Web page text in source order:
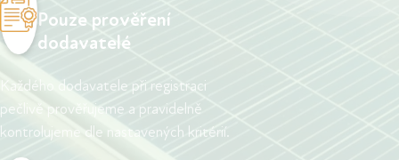
Pouze prověření
dodavatelé
Každého dodavatele při registraci
pečlivě prověřujeme a pravidelně
kontrolujeme dle nastavených kritérií.